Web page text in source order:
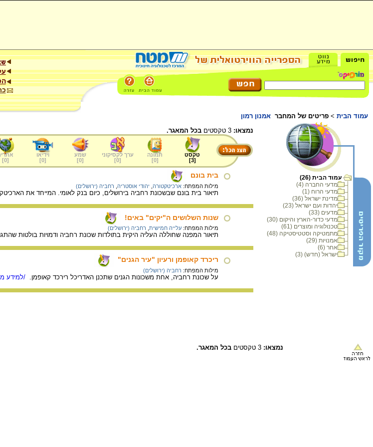
עמוד הבית > פריטים של המחבר אמנון רמון
עמוד הבית (26)
מדעי החברה (4)
מדעי הרוח (1)
מדינת ישראל (36)
יהדות ועם ישראל (23)
מדעים (33)
מדעי כדור-הארץ והיקום (30)
טכנולוגיה ומוצרים (61)
מתמטיקה וסטטיסטיקה (48)
אמנויות (29)
אחר (6)
ישראל (חדש) (3)
נמצאו: בכל המאגר.
טקסט
[
3
]
תמונה
[
0
]
ערך לקסיקוני
[
0
]
שמע
[
0
]
וידיאו
[
0
]
[
0
]
בית בונם
מילות המפתח: ארכיטקטורה יהודי אוסטריה רחביה (ירושלים)
תיאור בית בונם שבשכונת רחביה בירושלים, כיום בנק לאומי. המייחד את
שנות השלושים ה"יקים" באים!
מילות המפתח: עלייה חמישית רחביה (ירושלים)
תיאור המפנה שחוללה העליה היקית בתולדות שכונת רחביה ודמויות בולטות
ריכרד קאופמן ורעיון "עיר הגנים"
מילות המפתח: רחביה (ירושלים)
על שכונת רחביה, אחת משכונות הגנים שתכנן האדריכל רירכד קאופמן. /למידע
נמצאו: בכל המאגר.